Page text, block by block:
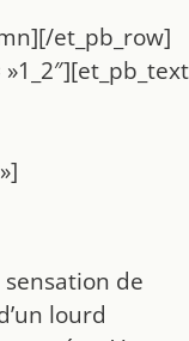
et_pb_row]
de
lourd